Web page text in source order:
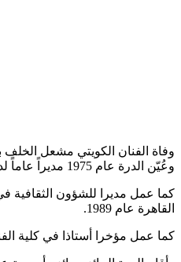
وفاة الفنان الكويتي مشعل
وعُيّن الدرة عام 1975 مديراً عاماً لدائرة الثقافة والفنون الأردنية، وشغل في ما بعد منصب مدير الشؤون الثقافية لدى جامعة الدول العربية في تونس وسفيرها في كل من روما وروسيا.
القاهرة عام 1989.
كما عمل مؤخرا أستاذا في كلية